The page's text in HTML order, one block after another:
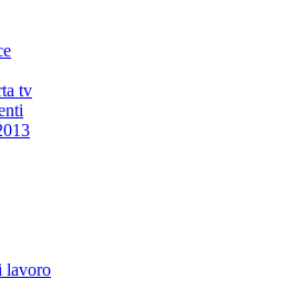
tv
lavoro